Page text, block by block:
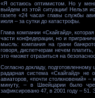
«Я остаюсь оптимистом. Но у
выйдем из этой ситуации! Нельзя
газете «24 часа» главы службы
июля – за сутки до катастрофы.
Глава компании «Скайгайд»,
части конфедерации, но и
мысль: компания на грани
говоря, диспетчерам нечем
это «может отразиться на
Согласно докладу,
радарная система «Скайгайд» не
авиаторов, «почти столкновений»
минуту, – в Швейцарии было
зафиксировано 47, в 2001 году – 51.